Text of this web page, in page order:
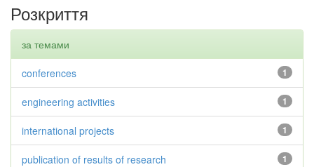
Розкриття
за темами
1
conferences
1
engineering activities
1
international projects
1
publication of results of research